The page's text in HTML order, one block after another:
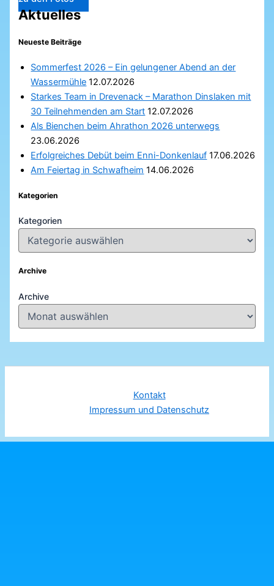
Aktuelles
Neueste Beiträge
Sommerfest 2026 – Ein gelungener Abend an der
Wassermühle 12.07.2026
Starkes Team in Drevenack – Marathon Dinslaken mit
30 Teilnehmenden am Start 12.07.2026
Als Bienchen beim Ahrathon 2026 unterwegs
23.06.2026
Erfolgreiches Debüt beim Enni-Donkenlauf 17.06.2026
Am Feiertag in Schwafheim 14.06.2026
Kategorien
Kategorien
Archive
Archive
Kontakt
Impressum und Datenschutz